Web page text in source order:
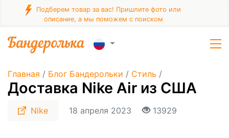
Подберем товар за вас! Пришлите фото или
описание, а мы поможем с поиском
Главная / Блог Бандерольки / Стиль /
Доставка Nike Air из США
Nike 18 апреля 2023 13929